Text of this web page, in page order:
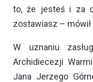
to, że jesteś i za
zostawiasz – mówił
W uznaniu
Archidiecezji
Jana Jerzego